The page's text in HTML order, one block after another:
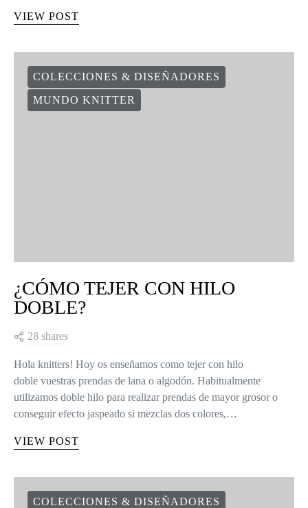
VIEW POST
COLECCIONES & DISEÑADORES
MUNDO KNITTER
¿CÓMO TEJER CON HILO
DOBLE?
28 shares
Hola knitters! Hoy os enseñamos como tejer con hilo
doble vuestras prendas de lana o algodón. Habitualmente
utilizamos doble hilo para realizar prendas de mayor grosor o
conseguir efecto jaspeado si mezclas dos colores,…
VIEW POST
COLECCIONES & DISEÑADORES